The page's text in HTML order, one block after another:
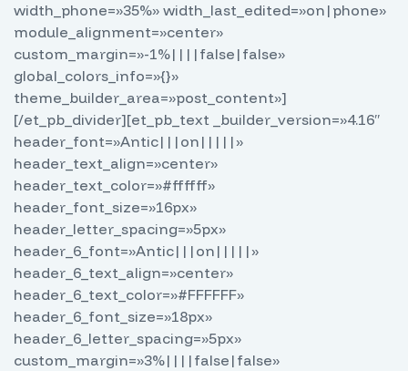
width_phone=»35%» width_last_edited=»on|phone»
module_alignment=»center»
custom_margin=»-1%||||false|false»
global_colors_info=»{}»
theme_builder_area=»post_content»]
[/et_pb_divider][et_pb_text _builder_version=»4.16″
header_font=»Antic|||on|||||»
header_text_align=»center»
header_text_color=»#ffffff»
header_font_size=»16px»
header_letter_spacing=»5px»
header_6_font=»Antic|||on|||||»
header_6_text_align=»center»
header_6_text_color=»#FFFFFF»
header_6_font_size=»18px»
header_6_letter_spacing=»5px»
custom_margin=»3%||||false|false»